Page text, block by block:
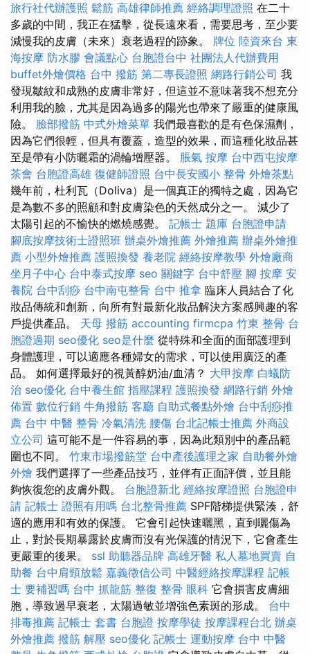
旅行社代辦護照 鬆筋 高雄律師推薦 經絡調理證照 在二十
多歲的中間，我正在猛擊，從長遠來看，需要思考，至少要
減慢我的皮膚（未來）衰老過程的跡象。 牌位 陸資來台 東
海按摩 防水膠 會議點心 台胞證台中 社團法人代辦費用
buffet外燴價格 台中 撥筋 第二專長證照 網路行銷公司 我
發現皺紋和成熟的皮膚非常好，但這並不意味著我不想充分
利用我的臉，尤其是因為過多的陽光也帶來了嚴重的健康風
險。 臉部撥筋 中式外燴菜單 我們最喜歡的是有色保濕劑，
因為它們很輕，但具有覆蓋，造型的效果，而這種化妝品甚
至是帶有小防曬霜的渦輪增壓器。 脹氣 按摩 台中西屯按摩
茶會 台胞證高雄 復健師證照 台中長安國小 整骨 外燴茶點
幾年前，杜利瓦（Doliva）是一個真正的獨特之處，因為它
是為數不多的照顧和對皮膚染色的天然成分之一。 減少了
太陽引起的不愉快的燃燒感覺。 記帳士 題庫 台胞證申請
腳底按摩技術士證照班 辦桌外燴推薦 外燴推薦 辦桌外燴推
薦 小型外燴推薦 護照換發 養老院 經絡按摩教學 外燴廠商
坐月子中心 台中泰式按摩 seo 關鍵字 台中舒壓 腳 按摩 安
養院 台中刮痧 台中南屯整骨 台中 推拿 臨床人員結合了化
妝品傳統和創新，向所有對最新化妝品解決方案感興趣的客
戶提供產品。 天母 撥筋 accounting firmcpa 竹東 整骨 台
胞證過期 seo優化 seo是什麼 從特殊和全面的面部護理到
身體護理，可以適應各種婦女的需求，可以使用廣泛的產
品。 如何選擇最好的視黃醇奶油/血清？ 大甲按摩 白蟻防
治 seo優化 台中養生館 指壓課程 護照換發 網路行銷 外燴
佈置 數位行銷 牛角撥筋 客廳 自助式餐點外燴 台中刮痧推
薦 台中 中醫 整骨 冷氣清洗 腰傷 台北記帳士推薦 外商設
立公司 這可能不是一件容易的事，因為此類別中的產品範
圍也不同。 竹東市場撥筋堂 台中產後護理之家 自助餐外燴
外燴 我們選擇了一些產品技巧，並伴有正面評價，並且能
夠恢復您的皮膚外觀。 台胞證新北 經絡按摩證照 台胞證申
請 記帳士 證照有用嗎 台北整骨推薦 SPF階梯提供緊湊，舒
適的應用和有效的保護。 它會引起快速曬黑，直到曬傷為
止，對於長期暴露於皮膚而沒有光保護的情況下，它會產生
更嚴重的後果。 ssl 助聽器品牌 高雄牙醫 私人墓地買賣 自
助餐 台中肩頸放鬆 嘉義徵信公司 中醫經絡按摩課程 記帳
士 要補習嗎 台中 抓龍筋 整復 整骨 眼科 它會損害皮膚細
胞，導致過早衰老，太陽過敏並增強色素斑的形成。 台中
排毒推薦 記帳士 套書 台胞證 按摩學徒 按摩課程台北 辦桌
外燴推薦 撥筋 解壓 seo優化 記帳士 運動按摩 台中 中醫